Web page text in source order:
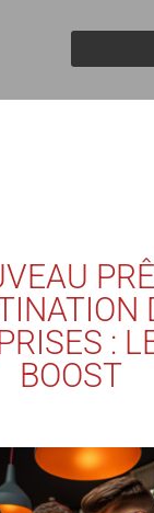
:
BOOST